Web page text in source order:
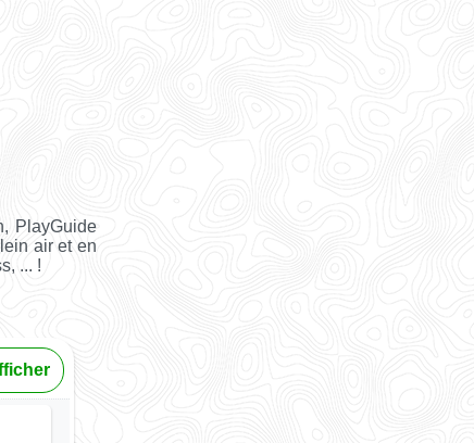
PlayGuide
air et en
... !